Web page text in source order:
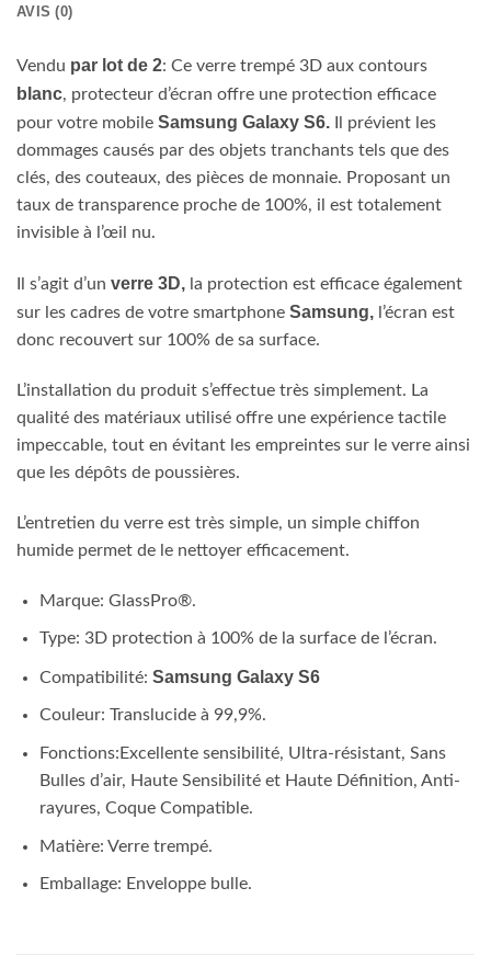
AVIS (0)
Vendu par lot de 2: Ce verre trempé 3D aux contours
blanc, protecteur d’écran offre une protection efficace
pour votre mobile Samsung Galaxy S6. Il prévient les
dommages causés par des objets tranchants tels que des
clés, des couteaux, des pièces de monnaie. Proposant un
taux de transparence proche de 100%, il est totalement
invisible à l’œil nu.
Il s’agit d’un verre 3D, la protection est efficace également
sur les cadres de votre smartphone Samsung, l’écran est
donc recouvert sur 100% de sa surface.
L’installation du produit s’effectue très simplement. La
qualité des matériaux utilisé offre une expérience tactile
impeccable, tout en évitant les empreintes sur le verre ainsi
que les dépôts de poussières.
L’entretien du verre est très simple, un simple chiffon
humide permet de le nettoyer efficacement.
Marque: GlassPro®.
Type: 3D protection à 100% de la surface de l’écran.
Compatibilité: Samsung Galaxy S6
Couleur: Translucide à 99,9%.
Fonctions:Excellente sensibilité, Ultra-résistant, Sans
Bulles d’air, Haute Sensibilité et Haute Définition, Anti-
rayures, Coque Compatible.
Matière: Verre trempé.
Emballage: Enveloppe bulle.